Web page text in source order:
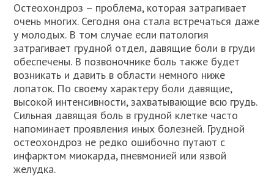
Остеохондроз – проблема, которая затрагивает
очень многих. Сегодня она стала встречаться даже
у молодых. В том случае если патология
затрагивает грудной отдел, давящие боли в груди
обеспечены. В позвоночнике боль также будет
возникать и давить в области немного ниже
лопаток. По своему характеру боли давящие,
высокой интенсивности, захватывающие всю грудь.
Сильная давящая боль в грудной клетке часто
напоминает проявления иных болезней. Грудной
остеохондроз не редко ошибочно путают с
инфарктом миокарда, пневмонией или язвой
желудка.